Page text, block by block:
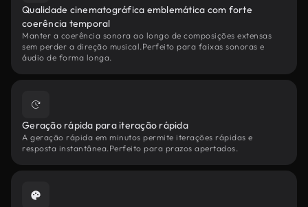
Qualidade cinematográfica emblemática com forte
coerência temporal
Manter a coerência sonora ao longo de composições extensas
sem perder a direção musical.Perfeito para faixas sonoras e
áudio de forma longa.
Geração rápida para iteração rápida
A geração rápida em minutos permite iterações rápidas e
resposta instantânea.Perfeito para prazos apertados.